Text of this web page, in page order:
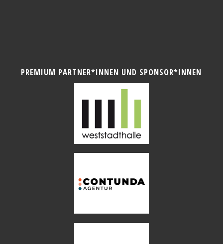
PREMIUM PARTNER*INNEN UND SPONSOR*INNEN